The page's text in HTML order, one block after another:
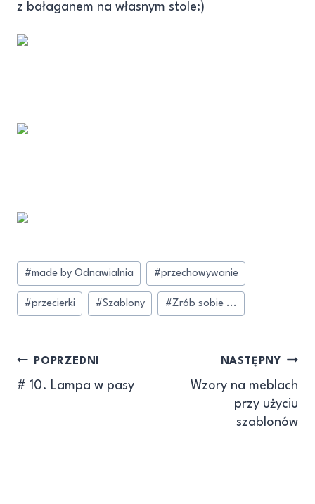
z bałaganem na własnym stole:)
#made by Odnawialnia #przechowywanie
#przecierki #Szablony #Zrób sobie ...
POPRZEDNI
# 10. Lampa w pasy
NASTĘPNY
Wzory na meblach
przy użyciu
szablonów